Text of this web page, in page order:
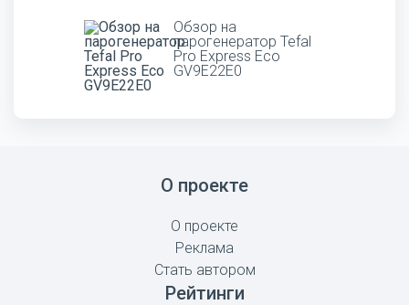
Обзор на
парогенератор Tefal
Pro Express Eco
GV9E22E0
О проекте
О проекте
Реклама
Стать автором
Рейтинги